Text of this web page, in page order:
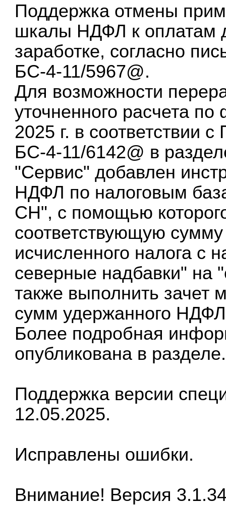
Поддержка отмены
шкалы НДФЛ к оплатам
заработке, согласно
БС-4-11/5967@.
Для возможности
уточненного расчета
2025 г. в соответствии
БС-4-11/6142@ в
"Сервис" добавлен
НДФЛ по налоговым
СН", с помощью
соответствующую
исчисленного налога с
северные надбавки" на
также выполнить зачет
сумм удержанного
Более подробная
опубликована в разделе.
Поддержка версии
12.05.2025.
Исправлены ошибки.
Внимание! Версия